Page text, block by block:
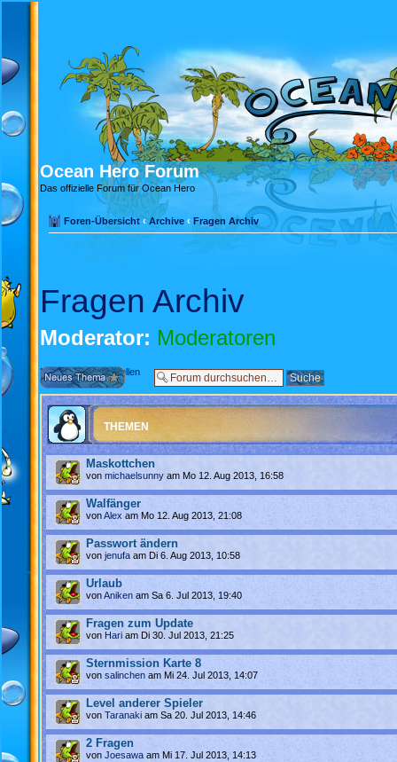
Ocean Hero Forum
Das offizielle Forum für Ocean Hero
Foren-Übersicht ‹ Archive ‹ Fragen Archiv
Fragen Archiv
Moderator: Moderatoren
Neues Thema erstellen
THEMEN
Maskottchen
von michaelsunny am Mo 12. Aug 2013, 16:58
Walfänger
vonAlex am Mo 12. Aug 2013, 21:08
Passwort ändern
von jenufa am Di 6. Aug 2013, 10:58
Urlaub
vonAniken am Sa 6. Jul 2013, 19:40
Fragen zum Update
von Hari am Di 30. Jul 2013, 21:25
Sternmission Karte 8
von salinchen am Mi 24. Jul 2013, 14:07
Level anderer Spieler
von Taranaki am Sa 20. Jul 2013, 14:46
2 Fragen
von Joesawa am Mi 17. Jul 2013, 14:13